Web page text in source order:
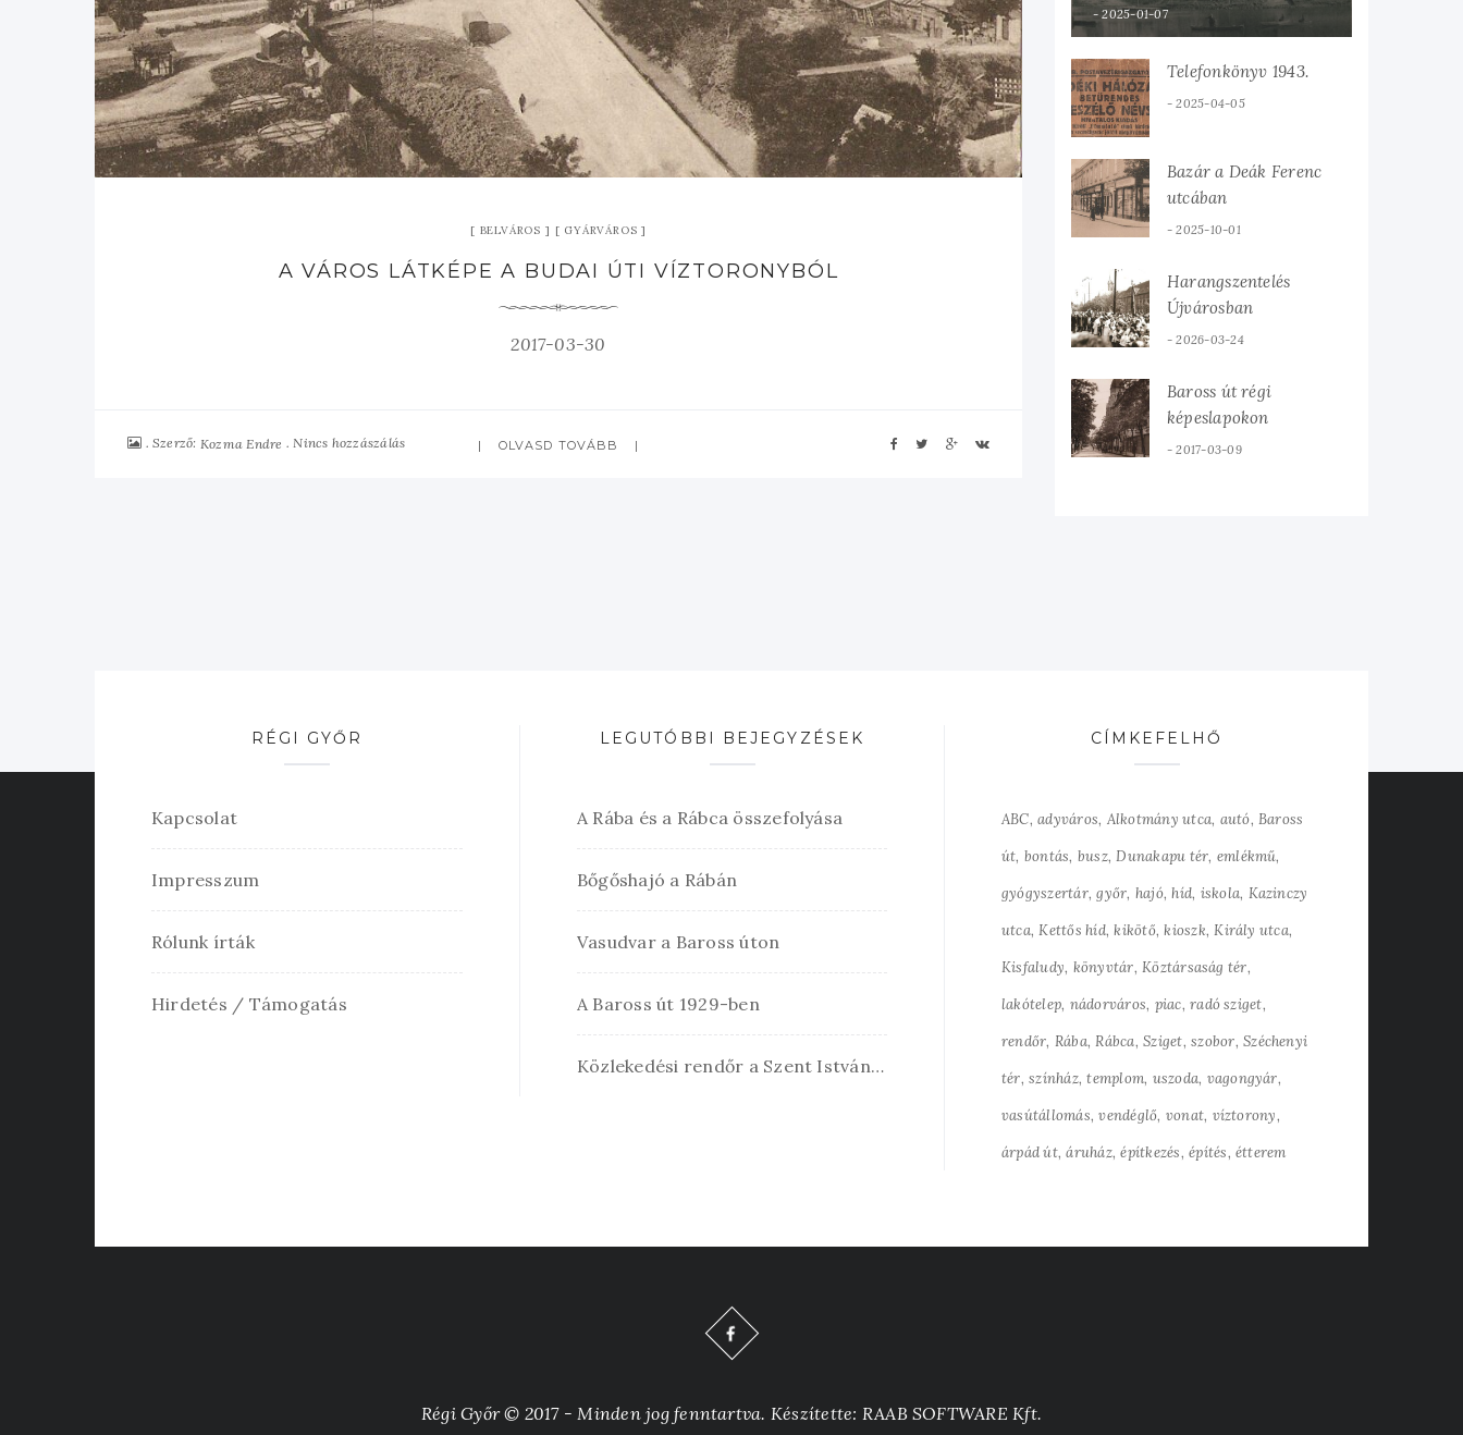
BELVÁROS GYÁRVÁROS
A VÁROS LÁTKÉPE A BUDAI ÚTI VÍZTORONYBÓL
2017-03-30
Szerző: Kozma Endre Nincs hozzászálás OLVASD TOVÁBB
2025-01-07
Telefonkönyv 1943.
2025-04-05
Bazár a Deák Ferenc
utcában
2025-10-01
Harangszentelés
Újvárosban
2026-03-24
Baross út régi
képeslapokon
2017-03-09
RÉGI GYŐR
Kapcsolat
Impresszum
Rólunk írták
Hirdetés / Támogatás
LEGUTÓBBI BEJEGYZÉSEK
A Rába és a Rábca összefolyása
Bőgőshajó a Rábán
Vasudvar a Baross úton
A Baross út 1929-ben
Közlekedési rendőr a Szent István úton
CÍMKEFELHŐ
ABC adyváros Alkotmány utca autó Baross
út bontás busz Dunakapu tér emlékmű
gyógyszertár győr hajó híd iskola Kazinczy
utca Kettős híd kikötő kioszk Király utca
Kisfaludy könyvtár Köztársaság tér
lakótelep nádorváros piac radó sziget
rendőr Rába Rábca Sziget szobor Széchenyi
tér színház templom uszoda vagongyár
vasútállomás vendéglő vonat víztorony
árpád út áruház építkezés építés étterem
Régi Győr © 2017 - Minden jog fenntartva. Készítette: RAAB SOFTWARE Kft.